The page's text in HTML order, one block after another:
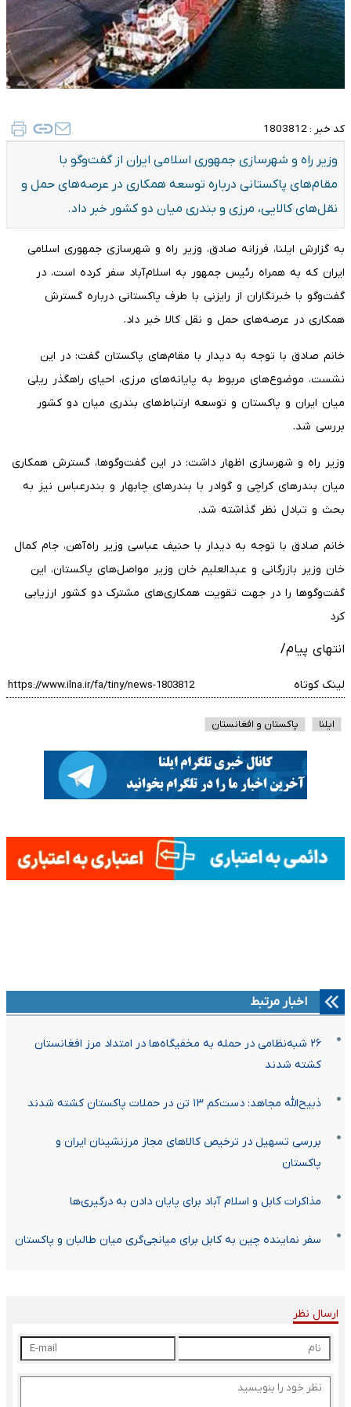
کد خبر : 1803812
وزیر راه و شهرسازی جمهوری اسلامی ایران از گفت‌وگو با
مقام‌های پاکستانی درباره توسعه همکاری‌ در عرصه‌های حمل‌ و
نقل‌های کالایی، مرزی و بندری میان دو کشور خبر داد.
به گزارش ایلنا، فرزانه صادق، وزیر راه و شهرسازی جمهوری اسلامی
ایران که به همراه رئیس‌ جمهور به اسلام‌آباد سفر کرده است، در
گفت‌وگو با خبرنگاران از رایزنی با طرف پاکستانی درباره گسترش
همکاری‌ در عرصه‌های حمل‌ و نقل کالا خبر داد.
خانم صادق با توجه به دیدار با مقام‌های پاکستان گفت: در این
نشست، موضوع‌های مربوط به پایانه‌های مرزی، احیای راهگذر ریلی
میان ایران و پاکستان و توسعه ارتباط‌های بندری میان دو کشور
بررسی شد.
وزیر راه و شهرسازی اظهار داشت: در این گفت‌وگوها، گسترش همکاری
میان بندرهای کراچی و گوادر با بندرهای چابهار و بندرعباس نیز به
بحث و تبادل نظر گذاشته شد.
خانم صادق با توجه به دیدار با حنیف عباسی وزیر راه‌آهن، جام کمال
خان وزیر بازرگانی و عبدالعلیم خان وزیر مواصل‌های پاکستان، این
گفت‌وگوها را در جهت تقویت همکاری‌های مشترک دو کشور ارزیابی
کرد
انتهای پیام/
لینک کوتاه
ایلنا پاکستان و افغانستان
اخبار مرتبط
۲۶ شبه‌نظامی در حمله به مخفیگاه‌ها در امتداد مرز افغانستان
کشته شدند
ذبیح‌الله مجاهد: دست‌کم ۱۳ تن در حملات پاکستان کشته شدند
بررسی تسهیل در ترخیص کالا‌های مجاز مرزنشینان ایران و
پاکستان
مذاکرات کابل و اسلام آباد برای پایان دادن به درگیری‌ها
سفر نماینده چین به کابل برای میانجی‌گری میان طالبان و پاکستان
ارسال نظر